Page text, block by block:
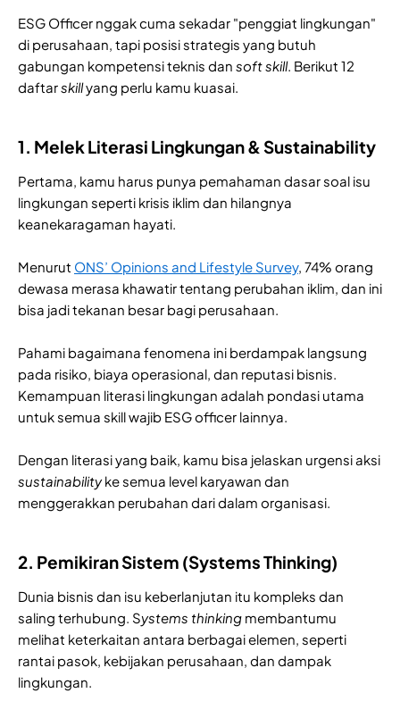
ESG Officer nggak cuma sekadar "penggiat lingkungan"
di perusahaan, tapi posisi strategis yang butuh
gabungan kompetensi teknis dan soft skill. Berikut 12
daftarskillyang perlu kamu kuasai.
1. Melek Literasi Lingkungan & Sustainability
Pertama, kamu harus punya pemahaman dasar soal isu
lingkungan seperti krisis iklim dan hilangnya
keanekaragaman hayati.
Menurut ONS’ Opinions and Lifestyle Survey, 74% orang
dewasa merasa khawatir tentang perubahan iklim, dan ini
bisa jadi tekanan besar bagi perusahaan.
Pahami bagaimana fenomena ini berdampak langsung
pada risiko, biaya operasional, dan reputasi bisnis.
Kemampuan literasi lingkungan adalah pondasi utama
untuk semua skill wajib ESG officer lainnya.
Dengan literasi yang baik, kamu bisa jelaskan urgensi aksi
sustainabilityke semua level karyawan dan
menggerakkan perubahan dari dalam organisasi.
2. Pemikiran Sistem (Systems Thinking)
Dunia bisnis dan isu keberlanjutan itu kompleks dan
saling terhubung. Systems thinking membantumu
melihat keterkaitan antara berbagai elemen, seperti
rantai pasok, kebijakan perusahaan, dan dampak
lingkungan.